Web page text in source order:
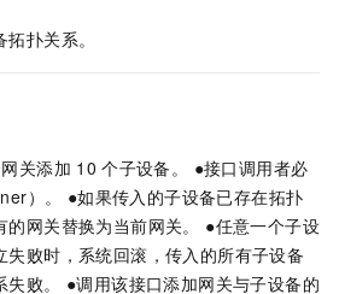
扑关系。
关添加 10 个子设备。 ●接口调用者必
）。 ●如果传入的子设备已存在拓扑
的网关替换为当前网关。 ●任意一个子设
败时，系统回滚，传入的所有子设备
失败。 ●调用该接口添加网关与子设备的